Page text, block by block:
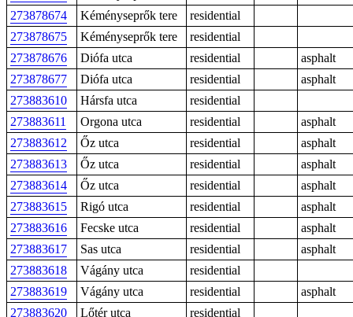
273878674
Kéményseprők tere
residential
273878675
Kéményseprők tere
residential
273878676
Diófa utca residential
asphalt
273878677
Diófa utca residential
asphalt
273883610
Hársfa utca
residential
273883611
Orgona utca residential
asphalt
273883612
Őz utca residential
asphalt
273883613
Őz utca residential
asphalt
273883614
Őz utca residential
asphalt
273883615
Rigó utca residential
asphalt
273883616
Fecske utca residential
asphalt
273883617
Sas utca residential
asphalt
273883618
Vágány utca
residential
273883619
Vágány utca residential
asphalt
273883620
Lőtér utca
residential